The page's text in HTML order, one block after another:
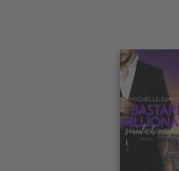
Interaktives